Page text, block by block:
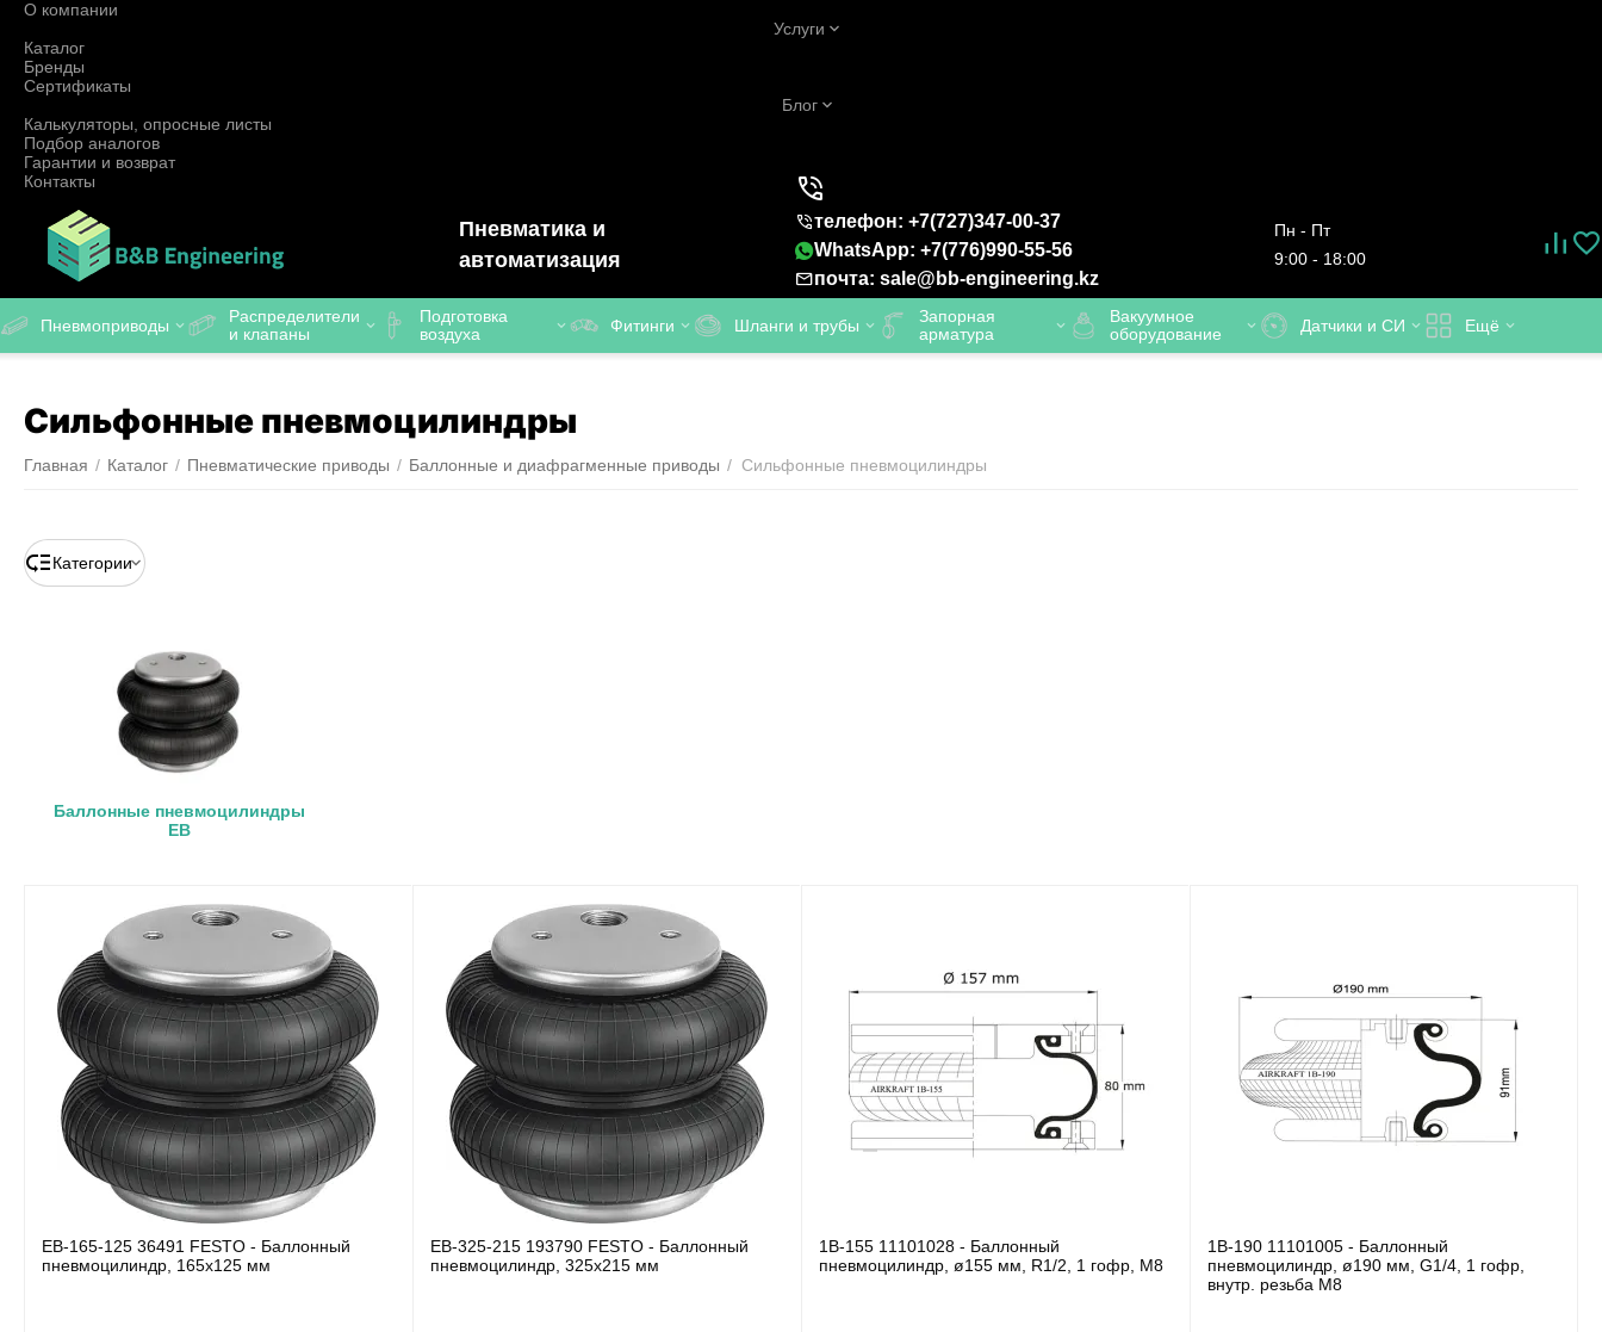
О компании
Услуги
Каталог
Бренды
Сертификаты
Блог
Калькуляторы, опросные листы
Подбор аналогов
Гарантии и возврат
Контакты
Пневматика и
автоматизация
телефон: +7(727)347-00-37
WhatsApp: +7(776)990-55-56
почта: sale@bb-engineering.kz
Пн - Пт
9:00 - 18:00
Пневмоприводы
Распределители
и клапаны
Подготовка
воздуха
Фитинги Шланги и трубы
Запорная
арматура
Вакуумное
оборудование
Датчики и СИ Ещё
Сильфонные пневмоцилиндры
Главная / Каталог / Пневматические приводы / Баллонные и диафрагменные приводы / Сильфонные пневмоцилиндры
Категории
Баллонные пневмоцилиндры
EB
EB-165-125 36491 FESTO - Баллонный
пневмоцилиндр, 165x125 мм
EB-325-215 193790 FESTO - Баллонный
пневмоцилиндр, 325x215 мм
1B-155 11101028 - Баллонный
пневмоцилиндр, ø155 мм, R1/2, 1 гофр, M8
1B-190 11101005 - Баллонный
пневмоцилиндр, ø190 мм, G1/4, 1 гофр,
внутр. резьба M8